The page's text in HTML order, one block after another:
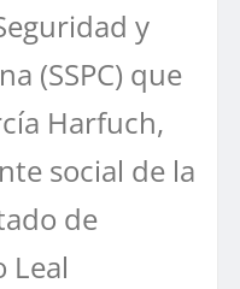
y
(SSPC) que
Harfuch,
social de la
de
Leal